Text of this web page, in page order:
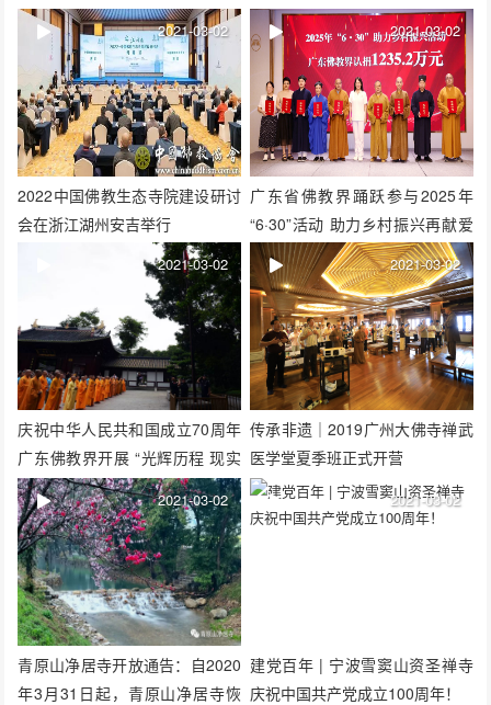
2022中国佛教生态寺院建设研讨
会在浙江湖州安吉举行
2021-03-02
广东省佛教界踊跃参与2025年
“6·30”活动 助力乡村振兴再献爱
心
2021-03-02
庆祝中华人民共和国成立70周年
广东佛教界开展 “光辉历程 现实
启示” 为主题的爱国主义学习教
育系列活动
2021-03-02
传承非遗｜2019广州大佛寺禅武
医学堂夏季班正式开营
2021-03-02
青原山净居寺开放通告：自2020
年3月31日起，青原山净居寺恢
2021-03-02
建党百年 | 宁波雪窦山资圣禅寺
庆祝中国共产党成立100周年！
2021-03-02